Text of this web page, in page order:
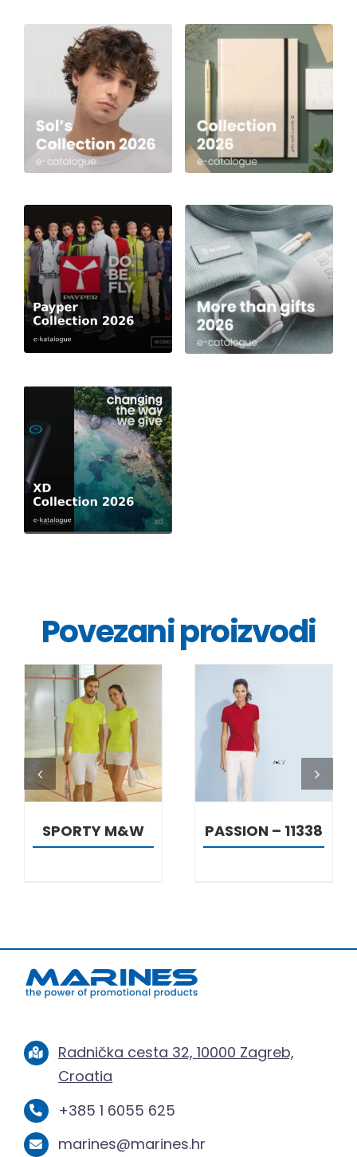
Povezani proizvodi
DETALJI
SPORTY M&W
DETALJI
PASSION – 11338
Radnička cesta 32, 10000 Zagreb,
Croatia
+385 1 6055 625
marines@marines.hr